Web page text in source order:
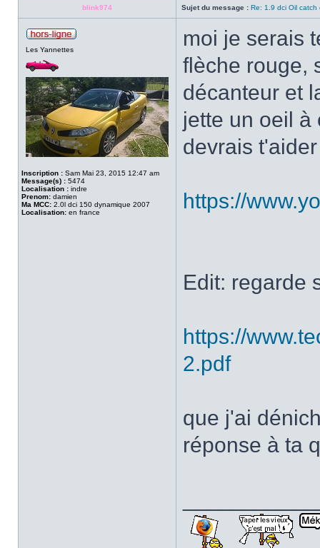
blink974 Sujet du message : Re: 1.9 dci Oil catch
Les Yannettes
Inscription : Sam Mai 23, 2015 12:47 am
Message(s) : 5474
Localisation : indre
Prenom: damien
Ma MCC: 2.0l dci 150 dynamique 2007
Localisation: en france
moi je serais
flèche rouge,
décanteur et
jette un oeil à
devrais
https://
Edit: regarde
https://
2.pdf
que j'ai
réponse à ta